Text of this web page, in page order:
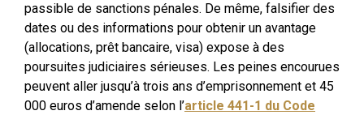
passible de sanctions pénales. De même, falsifier des
dates ou des informations pour obtenir un avantage
(allocations, prêt bancaire, visa) expose à des
poursuites judiciaires sérieuses. Les peines encourues
peuvent aller jusqu’à trois ans d’emprisonnement et 45
000 euros d’amende selon l’article 441-1 du Code